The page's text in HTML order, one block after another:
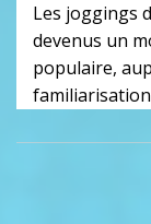
9
et
10 4
Les joggings
devenus un
populaire,